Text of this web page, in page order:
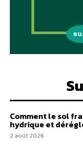
Comment le sol
hydrique et
2 août 2026